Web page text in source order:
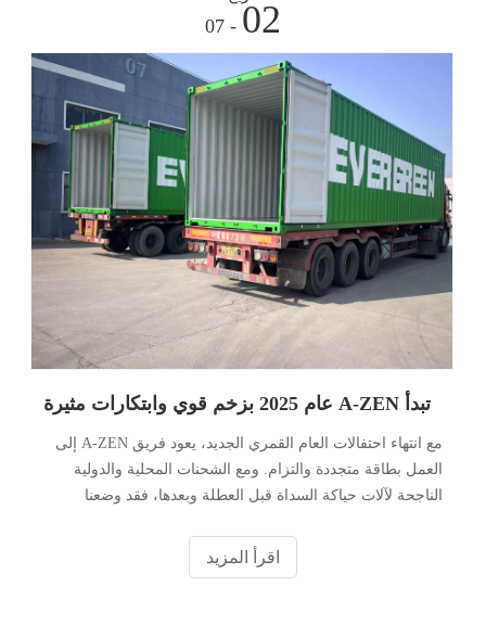
02
- 07
تبدأ A-ZEN عام 2025 بزخم قوي وابتكارات مثيرة
مع انتهاء احتفالات العام القمري الجديد، يعود فريق A-ZEN إلى
العمل بطاقة متجددة والتزام. ومع الشحنات المحلية والدولية
الناجحة لآلات حياكة السداة قبل العطلة وبعدها، فقد وضعنا
اقرأ المزيد